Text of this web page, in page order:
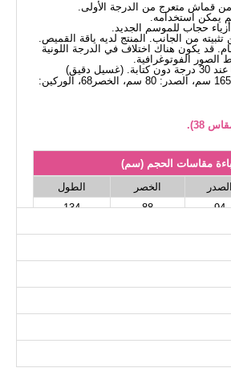
قماش متعرج من الدرجة الأولى.
يمكن استخدامه.
أزياء حجاب للموسم الجديد.
من الجانب. المنتج لديه ياقة القميص.
قد يكون هناك اختلاف في الدرجة اللونية
الصور الفوتوغرافية.
دقيق)
الطول: 165 سم، الصدر: 80 سم، الخصر68، الوركين:
38).
مقاسات الحجم (سم)
الصدر الخصر
الطول
94
88
134
110
102
134
114
108
134